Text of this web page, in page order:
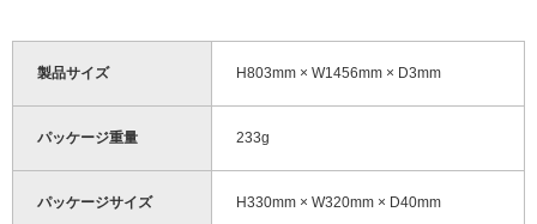
製品サイズ H803mm × W1456mm × D3mm
パッケージ重量 233g
パッケージサイズ H330mm × W320mm × D40mm